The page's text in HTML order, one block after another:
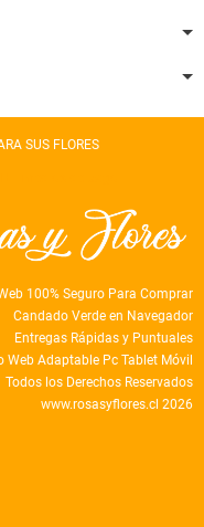
SUS FLORES
100% Seguro Para Comprar
Candado Verde en Navegador
Entregas Rápidas y Puntuales
Web Adaptable Pc Tablet Móvil
Todos los Derechos Reservados
www.rosasyflores.cl 2026